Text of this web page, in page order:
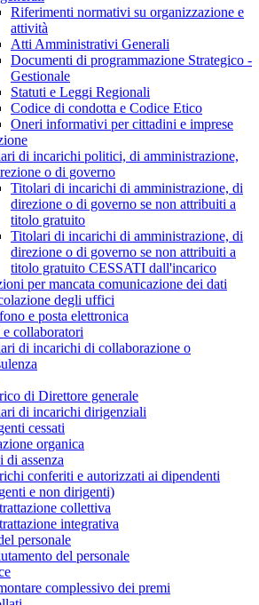
Riferimenti normativi su organizzazione e
attività
Atti Amministrativi Generali
Documenti di programmazione Strategico -
Gestionale
Statuti e Leggi Regionali
Codice di condotta e Codice Etico
Oneri informativi per cittadini e imprese
di incarichi politici, di amministrazione,
o di governo
Titolari di incarichi di amministrazione, di
direzione o di governo se non attribuiti a
titolo gratuito
Titolari di incarichi di amministrazione, di
direzione o di governo se non attribuiti a
titolo gratuito CESSATI dall'incarico
per mancata comunicazione dei dati
degli uffici
e posta elettronica
collaboratori
di incarichi di collaborazione o
di Direttore generale
di incarichi dirigenziali
cessati
organica
di assenza
conferiti e autorizzati ai dipendenti
e non dirigenti)
collettiva
integrativa
personale
del personale
complessivo dei premi